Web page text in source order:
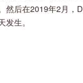
然后在2019年2月，
生。